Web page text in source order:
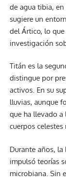
de agua tibia,
sugiere un
del Ártico, lo
investigación
Titán es la
distingue por
activos. En su
lluvias, aunque
que ha llevado
cuerpos
Durante años,
impulsó teorías
microbiana. Sin